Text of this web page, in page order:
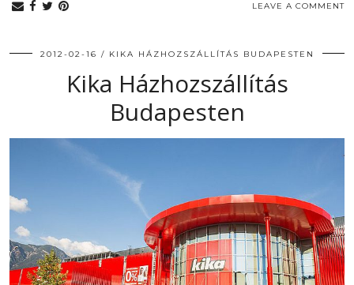
LEAVE A COMMENT
2012-02-16 KIKA HÁZHOZSZÁLLÍTÁS BUDAPESTEN
Kika Házhozszállítás
Budapesten